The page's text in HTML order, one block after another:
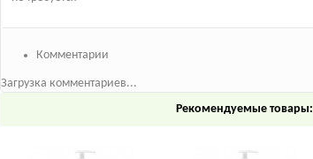
Комментарии
Загрузка комментариев...
Рекомендуемые товары: